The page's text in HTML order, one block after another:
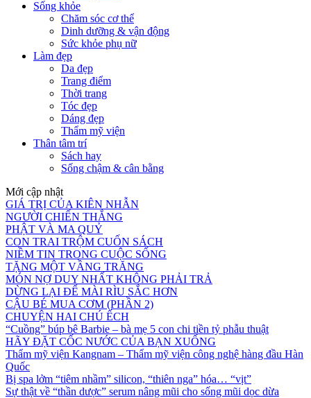
Sống khỏe
Chăm sóc cơ thể
Dinh dưỡng & vận động
Sức khỏe phụ nữ
Làm đẹp
Da đẹp
Trang điểm
Thời trang
Tóc đẹp
Dáng đẹp
Thẩm mỹ viện
Thân tâm trí
Sách hay
Sống chậm & cân bằng
Mới cập nhật
GIÁ TRỊ CỦA KIÊN NHẪN
NGƯỜI CHIẾN THẮNG
PHẬT VÀ MA QUỶ
CON TRAI TRỘM CUỐN SÁCH
NIỀM TIN TRONG CUỘC SỐNG
TẶNG MỘT VẦNG TRĂNG
MÓN NỢ DUY NHẤT KHÔNG PHẢI TRẢ
DỪNG LẠI ĐỂ MÀI RÌU SẮC HƠN
CẬU BÉ MUA CƠM (PHẦN 2)
CHUYỆN HAI CHÚ ẾCH
“Cuồng” búp bê Barbie – bà mẹ 5 con chi tiền tỷ phẫu thuật
HÃY ĐẶT CỐC NƯỚC CỦA BẠN XUỐNG
Thẩm mỹ viện Kangnam – Thẩm mỹ viện công nghệ hàng đầu Hàn
Quốc
Bị spa lởm “tiêm nhầm” silicon, “thiên nga” hóa… “vịt”
Sự thật về “thần dược” serum nâng mũi cho sống mũi dọc dừa